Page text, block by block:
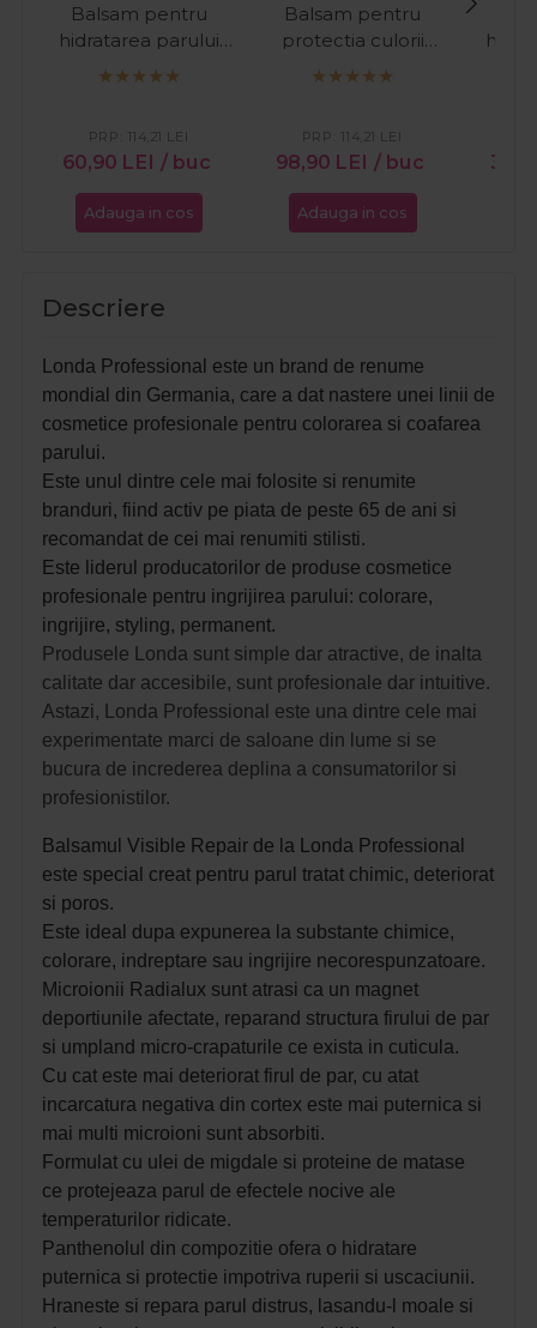
Balsam pentru
hidratarea parului
uscat Deep Moisture
60,90 LEI / buc
PRP: 114,21 LEI
Adauga in cos
Balsam pentru
protectia culorii
parului vopsit Color
98,90 LEI / buc
PRP: 114,21 LEI
Adauga in cos
Descriere
Londa Professional este un brand de renume
mondial din Germania, care a dat nastere unei linii de
cosmetice profesionale pentru colorarea si coafarea
parului.
Este unul dintre cele mai folosite si renumite
branduri, fiind activ pe piata de peste 65 de ani si
recomandat de cei mai renumiti stilisti.
Este liderul producatorilor de produse cosmetice
profesionale pentru ingrijirea parului: colorare,
ingrijire, styling, permanent.
Produsele Londa sunt simple dar atractive, de inalta
calitate dar accesibile, sunt profesionale dar intuitive.
Astazi, Londa Professional este una dintre cele mai
experimentate marci de saloane din lume si se
bucura de increderea deplina a consumatorilor si
profesionistilor.
Balsamul Visible Repair de la Londa Professional
este special creat pentru parul tratat chimic, deteriorat
si poros.
Este ideal dupa expunerea la substante chimice,
colorare, indreptare sau ingrijire necorespunzatoare.
Microionii Radialux sunt atrasi ca un magnet
deportiunile afectate, reparand structura firului de par
si umpland micro-crapaturile ce exista in cuticula.
Cu cat este mai deteriorat firul de par, cu atat
incarcatura negativa din cortex este mai puternica si
mai multi microioni sunt absorbiti.
Formulat cu ulei de migdale si proteine de matase
ce protejeaza parul de efectele nocive ale
temperaturilor ridicate.
Panthenolul din compozitie ofera o hidratare
puternica si protectie impotriva ruperii si uscaciunii.
Hraneste si repara parul distrus, lasandu-l moale si